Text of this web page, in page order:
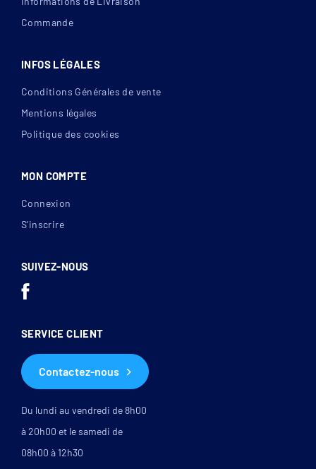
Commande
INFOS LÉGALES
Conditions Générales de vente
Mentions légales
Politique des cookies
MON COMPTE
Connexion
S’inscrire
SUIVEZ-NOUS
SERVICE CLIENT
Contactez-nous
Du lundi au vendredi de 8h00
à 20h00 et le samedi de
08h00 à 12h30